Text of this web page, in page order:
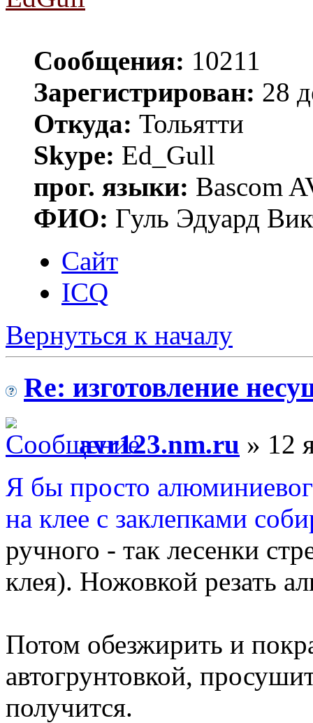
Сообщения: 10211
Зарегистрирован: 28
Откуда: Тольятти
Skype: Ed_Gull
прог. языки: Bascom
ФИО: Гуль Эдуард
Сайт
ICQ
Вернуться к началу
Re: изготовление
avr123.nm.ru » 12
Я бы просто
на клее с заклепками
ручного - так лесенки
клея). Ножовкой резать
Потом обезжирить и
автогрунтовкой,
получится.